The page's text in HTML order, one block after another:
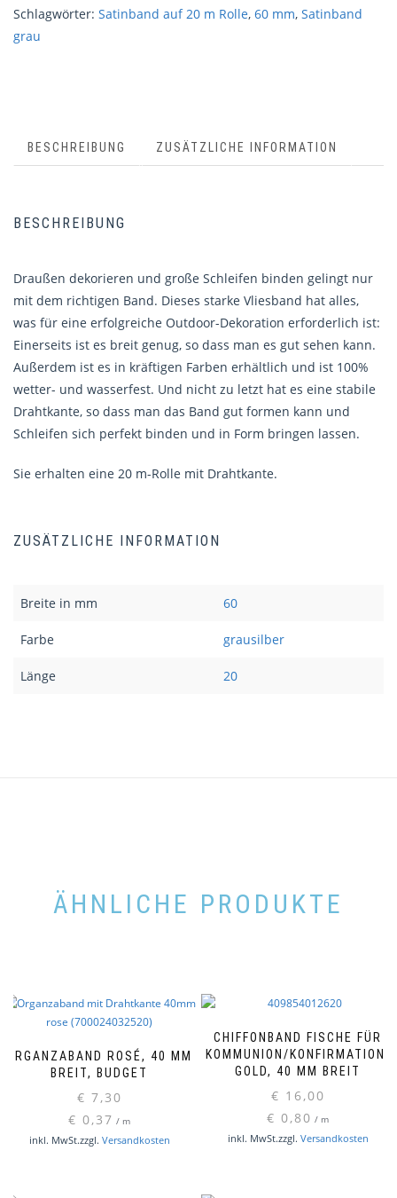
Schlagwörter: Satinband auf 20 m Rolle, 60 mm, Satinband
grau
BESCHREIBUNG ZUSÄTZLICHE INFORMATION
BESCHREIBUNG
Draußen dekorieren und große Schleifen binden gelingt nur
mit dem richtigen Band. Dieses starke Vliesband hat alles,
was für eine erfolgreiche Outdoor-Dekoration erforderlich ist:
Einerseits ist es breit genug, so dass man es gut sehen kann.
Außerdem ist es in kräftigen Farben erhältlich und ist 100%
wetter- und wasserfest. Und nicht zu letzt hat es eine stabile
Drahtkante, so dass man das Band gut formen kann und
Schleifen sich perfekt binden und in Form bringen lassen.
Sie erhalten eine 20 m-Rolle mit Drahtkante.
ZUSÄTZLICHE INFORMATION
Breite in mm 60
Farbe grausilber
Länge 20
ÄHNLICHE PRODUKTE
ORGANZABAND ROSÉ, 40 MM
BREIT, BUDGET
€ 7,30
€ 0,37 / m
inkl. MwSt.zzgl. Versandkosten
CHIFFONBAND FISCHE FÜR
KOMMUNION/KONFIRMATION,
GOLD, 40 MM BREIT
€ 16,00
€ 0,80 / m
inkl. MwSt.zzgl. Versandkosten